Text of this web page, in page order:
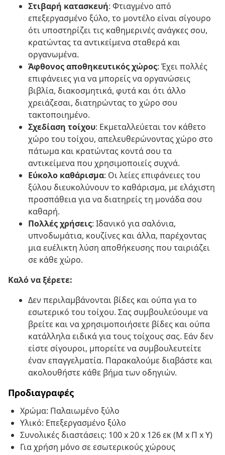
Στιβαρή κατασκευή: Φτιαγμένο από
επεξεργασμένο ξύλο, το μοντέλο είναι σίγουρο
ότι υποστηρίζει τις καθημερινές ανάγκες σου,
κρατώντας τα αντικείμενα σταθερά και
οργανωμένα.
Άφθονος αποθηκευτικός χώρος: Έχει πολλές
επιφάνειες για να μπορείς να οργανώσεις
βιβλία, διακοσμητικά, φυτά και ότι άλλο
χρειάζεσαι, διατηρώντας το χώρο σου
τακτοποιημένο.
Σχεδίαση τοίχου: Εκμεταλλεύεται τον κάθετο
χώρο του τοίχου, απελευθερώνοντας χώρο στο
πάτωμα και κρατώντας κοντά σου τα
αντικείμενα που χρησιμοποιείς συχνά.
Εύκολο καθάρισμα: Οι λείες επιφάνειες του
ξύλου διευκολύνουν το καθάρισμα, με ελάχιστη
προσπάθεια για να διατηρείς τη μονάδα σου
καθαρή.
Πολλές χρήσεις: Ιδανικό για σαλόνια,
υπνοδωμάτια, κουζίνες και άλλα, παρέχοντας
μια ευέλικτη λύση αποθήκευσης που ταιριάζει
σε κάθε χώρο.
Καλό να ξέρετε:
Δεν περιλαμβάνονται βίδες και ούπα για το
εσωτερικό του τοίχου. Σας συμβουλεύουμε να
βρείτε και να χρησιμοποιήσετε βίδες και ούπα
κατάλληλα ειδικά για τους τοίχους σας. Εάν δεν
είστε σίγουροι, μπορείτε να συμβουλευτείτε
έναν επαγγελματία. Παρακαλούμε διαβάστε και
ακολουθήστε κάθε βήμα των οδηγιών.
Προδιαγραφές
Χρώμα: Παλαιωμένο ξύλο
Υλικό: Επεξεργασμένο ξύλο
Συνολικές διαστάσεις: 100 x 20 x 126 εκ (Μ x Π x Υ)
Για χρήση μόνο σε εσωτερικούς χώρους